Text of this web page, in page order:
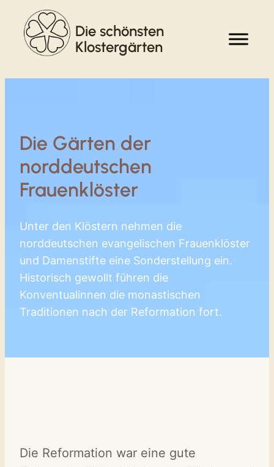
Inhalt
springen
Die schönsten
Klostergärten
Die Gärten der
norddeutschen
Frauenklöster
Unter den Klöstern nehmen die
norddeutschen evangelischen Frauenklöster
und Damenstifte eine Sonderstellung ein.
Historisch gewollt führen die
Konventualinnen die monastischen
Traditionen nach der Reformation fort.
Die Reformation war eine gute